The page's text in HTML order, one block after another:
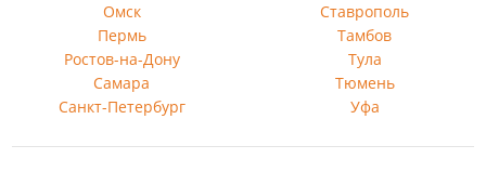
Омск
Пермь
Ростов-на-Дону
Самара
Санкт-Петербург
Ставрополь
Тамбов
Тула
Тюмень
Уфа